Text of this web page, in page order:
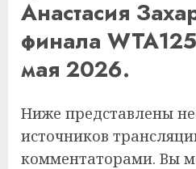
Анастасия
финала
мая 2026.
Ниже представлены
источников
комментаторами. Вы